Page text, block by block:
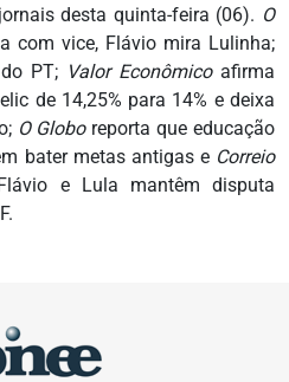
desta quinta-feira (06). O
com vice, Flávio mira Lulinha;
PT; Valor Econômicoafirma
de 14,25% para 14% e deixa
O Globoreporta que educação
bater metas antigas e Correio
e Lula mantêm disputa